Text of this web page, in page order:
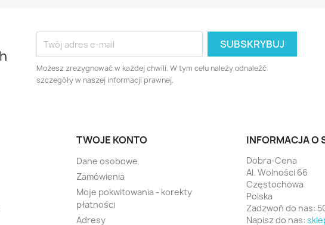
Możesz zrezygnować w każdej chwili. W tym celu należy odnaleźć
szczegóły w naszej informacji prawnej.
TWOJE KONTO
Dane osobowe
Zamówienia
Moje pokwitowania - korekty
płatności
Adresy
INFORMACJA O
Dobra-Cena
Al. Wolności 66
Częstochowa
Polska
Zadzwoń do nas:
Napisz do nas: